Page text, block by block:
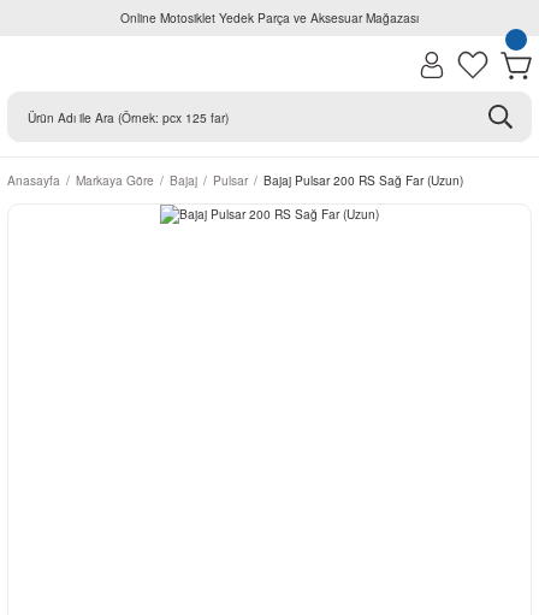
Online Motosiklet Yedek Parça ve Aksesuar Mağazası
Anasayfa Markaya Göre Bajaj Pulsar Bajaj Pulsar 200 RS Sağ Far (Uzun)